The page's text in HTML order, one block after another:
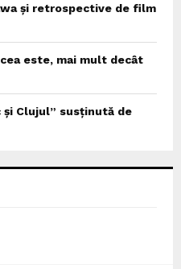
și retrospective de film
este, mai mult decât
și Clujul” susținută de